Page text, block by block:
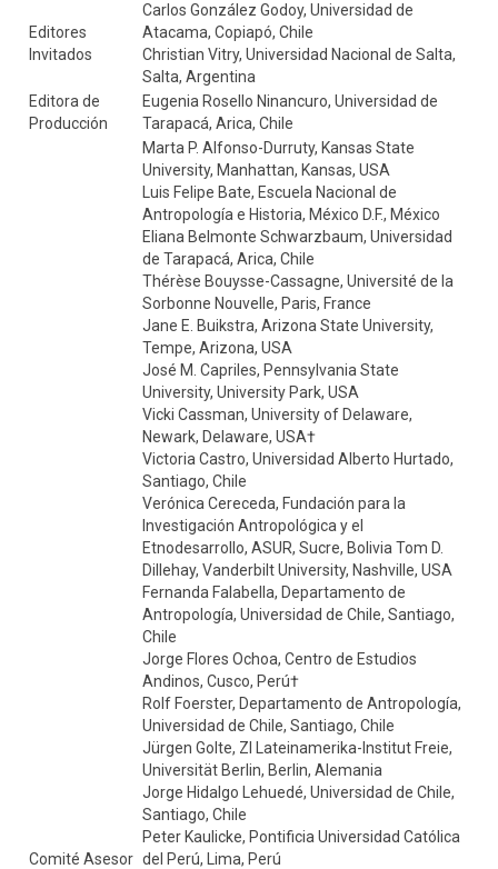
Editores
Invitados
Carlos González Godoy, Universidad de
Atacama, Copiapó, Chile
Christian Vitry, Universidad Nacional de Salta,
Salta, Argentina
Editora de
Producción
Eugenia Rosello Ninancuro, Universidad de
Tarapacá, Arica, Chile
Comité Asesor
Marta P. Alfonso-Durruty, Kansas State
University, Manhattan, Kansas, USA
Luis Felipe Bate, Escuela Nacional de
Antropología e Historia, México D.F., México
Eliana Belmonte Schwarzbaum, Universidad
de Tarapacá, Arica, Chile
Thérèse Bouysse-Cassagne, Université de la
Sorbonne Nouvelle, Paris, France
Jane E. Buikstra, Arizona State University,
Tempe, Arizona, USA
José M. Capriles, Pennsylvania State
University, University Park, USA
Vicki Cassman, University of Delaware,
Newark, Delaware, USA†
Victoria Castro, Universidad Alberto Hurtado,
Santiago, Chile
Verónica Cereceda, Fundación para la
Investigación Antropológica y el
Etnodesarrollo, ASUR, Sucre, Bolivia Tom D.
Dillehay, Vanderbilt University, Nashville, USA
Fernanda Falabella, Departamento de
Antropología, Universidad de Chile, Santiago,
Chile
Jorge Flores Ochoa, Centro de Estudios
Andinos, Cusco, Perú†
Rolf Foerster, Departamento de Antropología,
Universidad de Chile, Santiago, Chile
Jürgen Golte, ZI Lateinamerika-Institut Freie,
Universität Berlin, Berlin, Alemania
Jorge Hidalgo Lehuedé, Universidad de Chile,
Santiago, Chile
Peter Kaulicke, Pontificia Universidad Católica
del Perú, Lima, Perú